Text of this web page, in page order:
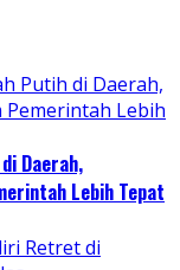
Daerah,
Lebih Tepat